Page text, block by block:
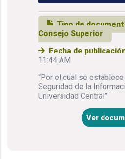
Tipo de
Consejo Superior
Fecha de
11:44 AM
“Por el cual se
Seguridad de la
Universidad Central”
Ver